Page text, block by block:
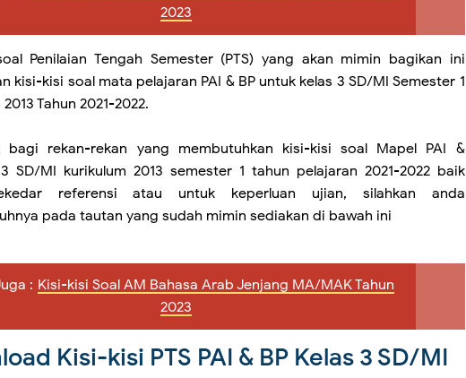
2023
Penilaian Tengah Semester (PTS) yang akan mimin bagikan ini
kisi-kisi soal mata pelajaran PAI & BP untuk kelas 3 SD/MI Semester 1
Tahun 2021-2022.
bagi rekan-rekan yang membutuhkan kisi-kisi soal Mapel PAI &
SD/MI kurikulum 2013 semester 1 tahun pelajaran 2021-2022 baik
referensi atau untuk keperluan ujian, silahkan anda
pada tautan yang sudah mimin sediakan di bawah ini
: Kisi-kisi Soal AM Bahasa Arab Jenjang MA/MAK Tahun
2023
Kisi-kisi PTS PAI & BP Kelas 3 SD/MI